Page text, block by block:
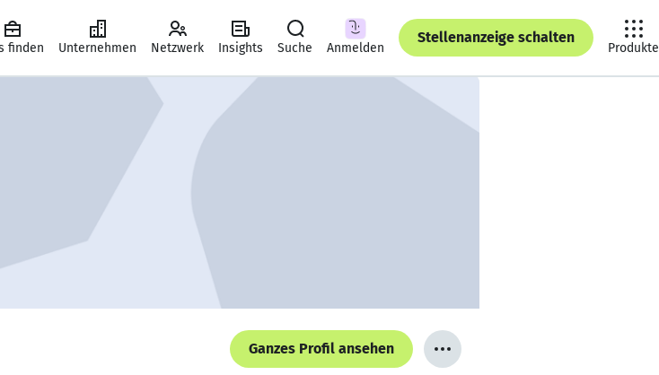
finden Unternehmen Netzwerk Insights Suche Anmelden
Stellenanzeige schalten
Produkte
Ganzes Profil ansehen